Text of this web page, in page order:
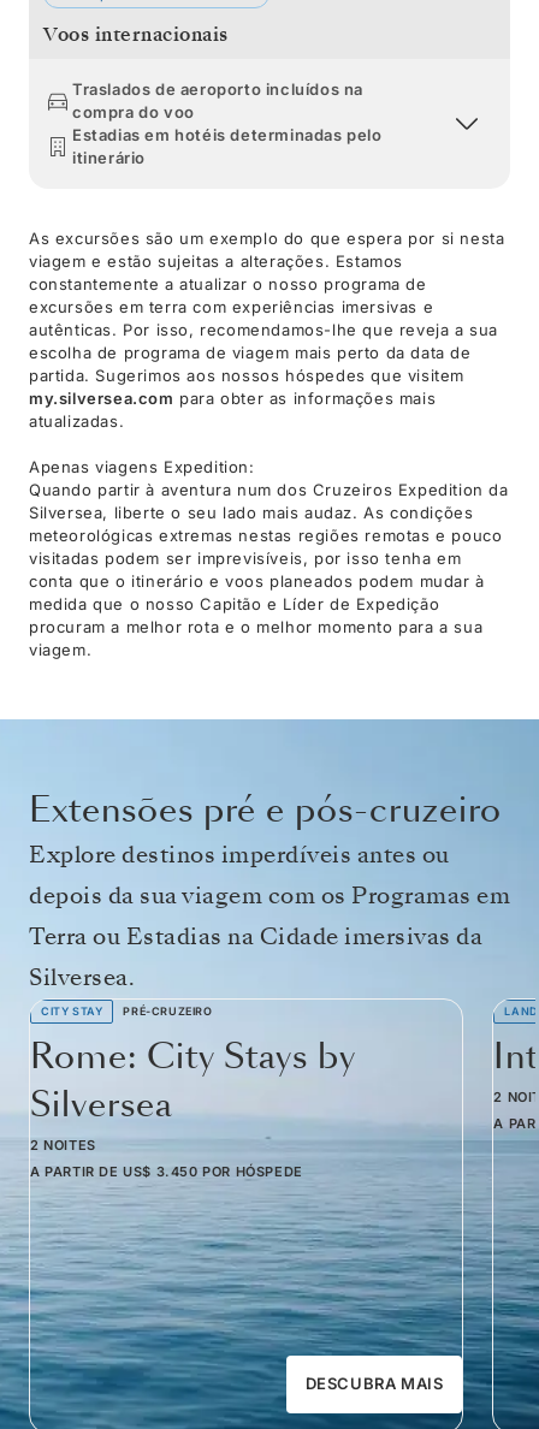
Voos internacionais
Traslados de aeroporto incluídos na
compra do voo
Estadias em hotéis determinadas pelo
itinerário
As excursões são um exemplo do que espera por si nesta
viagem e estão sujeitas a alterações. Estamos
constantemente a atualizar o nosso programa de
excursões em terra com experiências imersivas e
autênticas. Por isso, recomendamos-lhe que reveja a sua
escolha de programa de viagem mais perto da data de
partida. Sugerimos aos nossos hóspedes que visitem
my.silversea.com para obter as informações mais
atualizadas.
Apenas viagens Expedition:
Quando partir à aventura num dos Cruzeiros Expedition da
Silversea, liberte o seu lado mais audaz. As condições
meteorológicas extremas nestas regiões remotas e pouco
visitadas podem ser imprevisíveis, por isso tenha em
conta que o itinerário e voos planeados podem mudar à
medida que o nosso Capitão e Líder de Expedição
procuram a melhor rota e o melhor momento para a sua
viagem.
Extensões pré e pós-cruzeiro
Explore destinos imperdíveis antes ou
depois da sua viagem com os Programas em
Terra ou Estadias na Cidade imersivas da
Silversea.
CITY STAY PRÉ-CRUZEIRO
Rome: City Stays by
Silversea
2 NOITES
A PARTIR DE US$ 3.450 POR HÓSPEDE
DESCUBRA MAIS
2
A